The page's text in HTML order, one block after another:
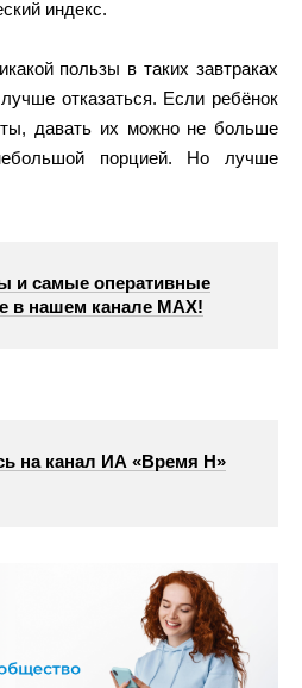
индекс.
пользы в таких завтраках
отказаться. Если ребёнок
давать их можно не больше
порцией. Но лучше
и самые оперативные
в нашем канале МАХ!
на канал ИА «Время Н»